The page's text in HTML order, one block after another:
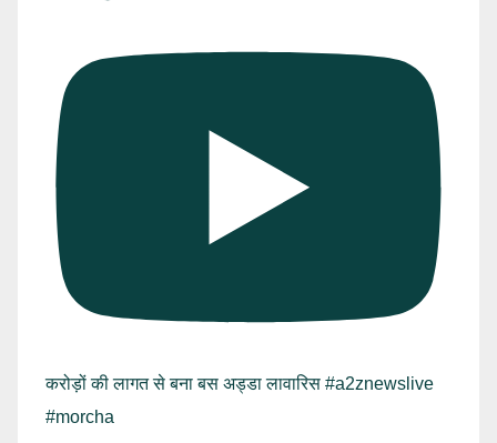
करोड़ों की लागत से बना बस अड्डा लावारिस #a2znewslive
#morcha